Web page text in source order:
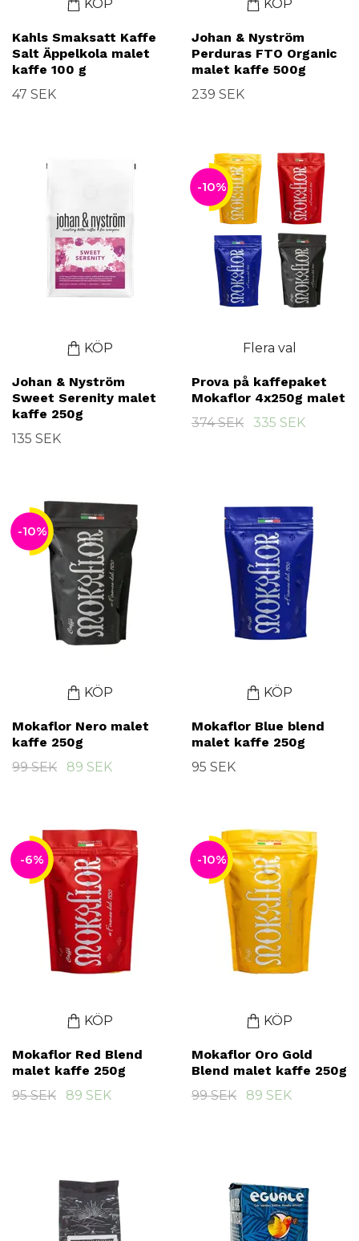
KÖP
Kahls Smaksatt Kaffe
Salt Äppelkola malet
kaffe 100 g
47 SEK
KÖP
Johan & Nyström
Perduras FTO Organic
malet kaffe 500g
239 SEK
KÖP
Johan & Nyström
Sweet Serenity malet
kaffe 250g
135 SEK
-10%
Flera val
Prova på kaffepaket
Mokaflor 4x250g malet
374 SEK
335 SEK
-10%
KÖP
Mokaflor Nero malet
kaffe 250g
99 SEK
89 SEK
KÖP
Mokaflor Blue blend
malet kaffe 250g
95 SEK
-6%
KÖP
Mokaflor Red Blend
malet kaffe 250g
95 SEK
89 SEK
-10%
KÖP
Mokaflor Oro Gold
Blend malet kaffe 250g
99 SEK
89 SEK